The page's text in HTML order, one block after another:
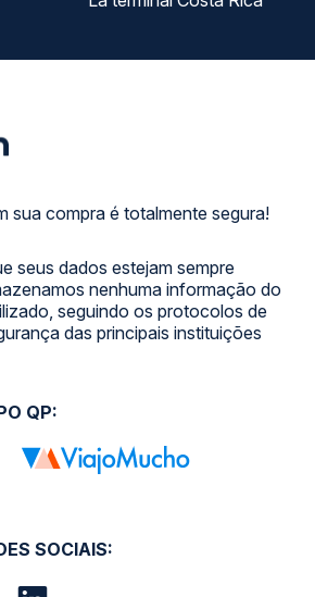
sua compra é totalmente segura!
seus dados estejam sempre
nenhuma informação do
seguindo os protocolos de
das principais instituições
SOCIAIS:
QP: